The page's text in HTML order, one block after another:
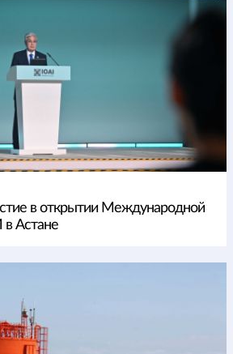
в открытии Международной
Астане